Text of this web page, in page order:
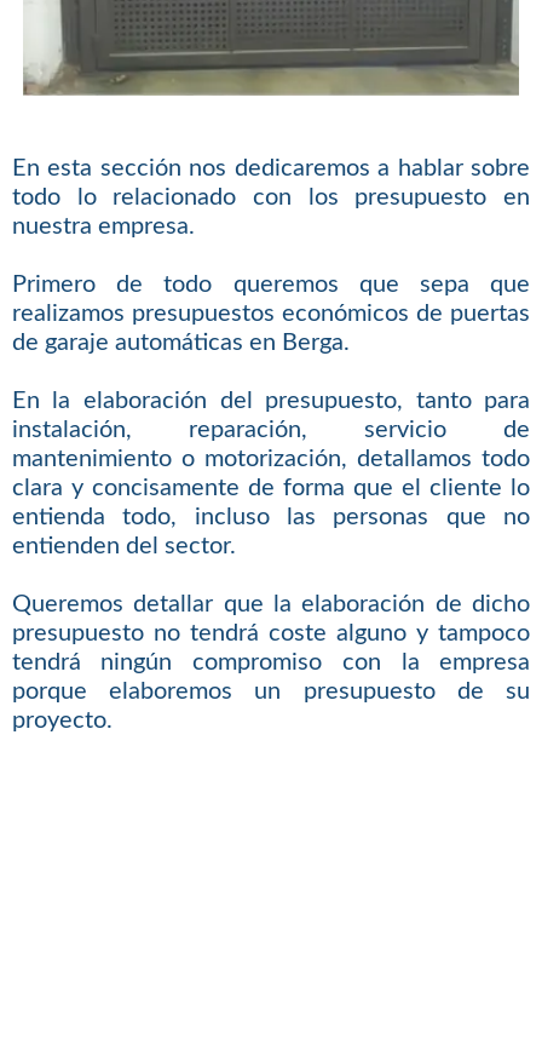
En esta sección nos dedicaremos a hablar sobre
todo lo relacionado con los presupuesto en
nuestra empresa.
Primero de todo queremos que sepa que
realizamos presupuestos económicos de puertas
de garaje automáticas en Berga.
En la elaboración del presupuesto, tanto para
instalación, reparación, servicio de
mantenimiento o motorización, detallamos todo
clara y concisamente de forma que el cliente lo
entienda todo, incluso las personas que no
entienden del sector.
Queremos detallar que la elaboración de dicho
presupuesto no tendrá coste alguno y tampoco
tendrá ningún compromiso con la empresa
porque elaboremos un presupuesto de su
proyecto.